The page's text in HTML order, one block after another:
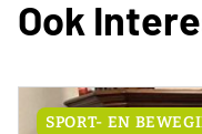
Ook
SPORT- EN